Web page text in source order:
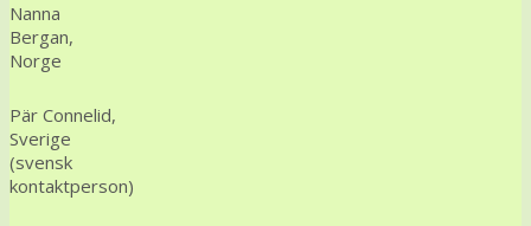
Nanna
Bergan,
Norge
Pär Connelid,
Sverige
(svensk
kontaktperson)